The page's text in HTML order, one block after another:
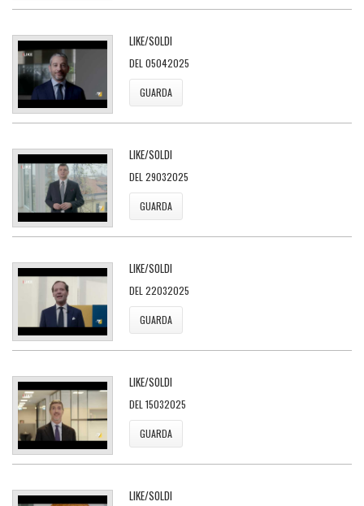
LIKE/SOLDI
DEL 05042025
GUARDA
LIKE/SOLDI
DEL 29032025
GUARDA
LIKE/SOLDI
DEL 22032025
GUARDA
LIKE/SOLDI
DEL 15032025
GUARDA
LIKE/SOLDI